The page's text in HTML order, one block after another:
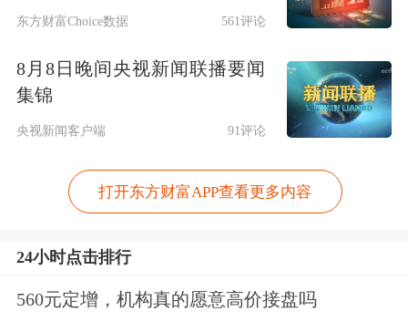
（图片来源：21世纪经济报道记者从香
港高等法院获得的复印件）
东方财富Choice数据 561评论
8月8日晚间央视新闻联播要闻
集锦
央视新闻客户端 91评论
打开东方财富APP查看更多内容
24小时点击排行
560元定增，机构真的愿意高价接盘吗